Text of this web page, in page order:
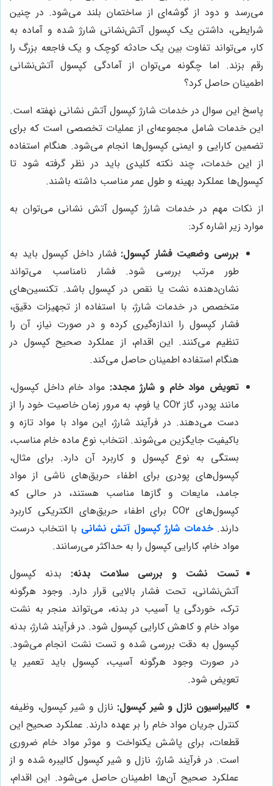
می‌رسد و دود از گوشه‌ای از ساختمان بلند می‌شود. در چنین
شرایطی، داشتن یک کپسول آتش‌نشانی شارژ شده و آماده به
کار، می‌تواند تفاوت بین یک حادثه کوچک و یک فاجعه بزرگ را
رقم بزند. اما چگونه می‌توان از آمادگی کپسول آتش‌نشانی
اطمینان حاصل کرد؟
پاسخ این سوال در خدمات شارژ کپسول آتش نشانی نهفته است.
این خدمات شامل مجموعه‌ای از عملیات تخصصی است که برای
تضمین کارایی و ایمنی کپسول‌ها انجام می‌شود. هنگام استفاده
از این خدمات، چند نکته کلیدی باید در نظر گرفته شود تا
کپسول‌ها عملکرد بهینه و طول عمر مناسب داشته باشند.
از نکات مهم در خدمات شارژ کپسول آتش نشانی می‌توان به
موارد زیر اشاره کرد:
بررسی وضعیت فشار کپسول: فشار داخل کپسول باید به
طور مرتب بررسی شود. فشار نامناسب می‌تواند
نشان‌دهنده نشت یا نقص در کپسول باشد. تکنسین‌های
متخصص در خدمات شارژ، با استفاده از تجهیزات دقیق،
فشار کپسول را اندازه‌گیری کرده و در صورت نیاز، آن را
تنظیم می‌کنند. این اقدام، از عملکرد صحیح کپسول در
هنگام استفاده اطمینان حاصل می‌کند.
تعویض مواد خام و شارژ مجدد: مواد خام داخل کپسول،
مانند پودر، گاز CO2 یا فوم، به مرور زمان خاصیت خود را از
دست می‌دهند. در فرآیند شارژ، این مواد با مواد تازه و
باکیفیت جایگزین می‌شوند. انتخاب نوع ماده خام مناسب،
بستگی به نوع کپسول و کاربرد آن دارد. برای مثال،
کپسول‌های پودری برای اطفاء حریق‌های ناشی از مواد
جامد، مایعات و گازها مناسب هستند، در حالی که
کپسول‌های CO2 برای اطفاء حریق‌های الکتریکی کاربرد
دارند.خدمات شارژ کپسول آتش نشانی با انتخاب درست
مواد خام، کارایی کپسول را به حداکثر می‌رسانند.
تست نشت و بررسی سلامت بدنه: بدنه کپسول
آتش‌نشانی، تحت فشار بالایی قرار دارد. وجود هرگونه
ترک، خوردگی یا آسیب در بدنه، می‌تواند منجر به نشت
مواد خام و کاهش کارایی کپسول شود. در فرآیند شارژ، بدنه
کپسول به دقت بررسی شده و تست نشت انجام می‌شود.
در صورت وجود هرگونه آسیب، کپسول باید تعمیر یا
تعویض شود.
کالیبراسیون نازل و شیر کپسول: نازل و شیر کپسول، وظیفه
کنترل جریان مواد خام را بر عهده دارند. عملکرد صحیح این
قطعات، برای پاشش یکنواخت و موثر مواد خام ضروری
است. در فرآیند شارژ، نازل و شیر کپسول کالیبره شده و از
عملکرد صحیح آن‌ها اطمینان حاصل می‌شود. این اقدام،